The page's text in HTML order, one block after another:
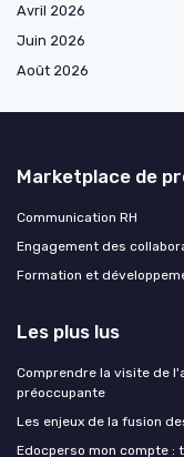
Avril 2026
Juin 2026
Août 2026
Marketplace de
Communication RH
Engagement des
Formation et
Les plus lus
Comprendre la visite de
préoccupante
Les enjeux de la fusion
Edocperso mon compte :